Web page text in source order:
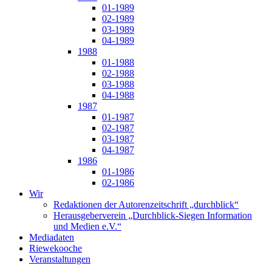
01-1989
02-1989
03-1989
04-1989
1988
01-1988
02-1988
03-1988
04-1988
1987
01-1987
02-1987
03-1987
04-1987
1986
01-1986
02-1986
Wir
Redaktionen der Autorenzeitschrift „durchblick“
Herausgeberverein „Durchblick-Siegen Information
und Medien e.V.“
Mediadaten
Riewekooche
Veranstaltungen